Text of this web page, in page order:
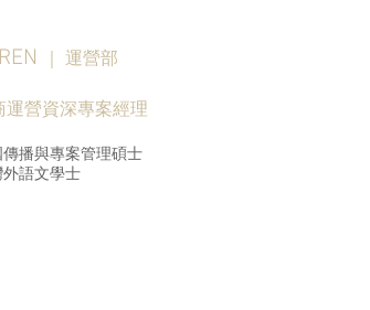
｜ 運營部
運營資深專案經理
播與專案管理碩士
語文學士